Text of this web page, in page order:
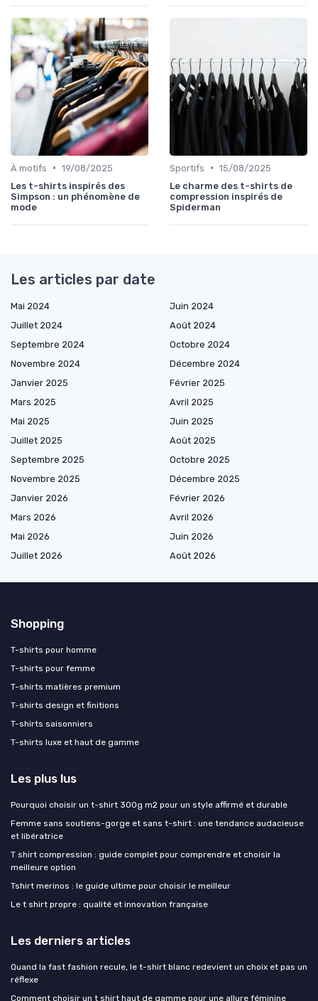
À motifs • 19/08/2025
Les t-shirts inspirés des
Simpson : un phénomène de
mode
Sportifs • 15/08/2025
Le charme des t-shirts de
compression inspirés de
Spiderman
Les articles par date
Mai 2024
Juin 2024
Juillet 2024
Août 2024
Septembre 2024
Octobre 2024
Novembre 2024
Décembre 2024
Janvier 2025
Février 2025
Mars 2025
Avril 2025
Mai 2025
Juin 2025
Juillet 2025
Août 2025
Septembre 2025
Octobre 2025
Novembre 2025
Décembre 2025
Janvier 2026
Février 2026
Mars 2026
Avril 2026
Mai 2026
Juin 2026
Juillet 2026
Août 2026
Shopping
T-shirts pour homme
T-shirts pour femme
T-shirts matières premium
T-shirts design et finitions
T-shirts saisonniers
T-shirts luxe et haut de gamme
Les plus lus
Pourquoi choisir un t-shirt 300g m2 pour un style affirmé et durable
Femme sans soutiens-gorge et sans t-shirt : une tendance audacieuse
et libératrice
T shirt compression : guide complet pour comprendre et choisir la
meilleure option
Tshirt merinos : le guide ultime pour choisir le meilleur
Le t shirt propre : qualité et innovation française
Les derniers articles
Quand la fast fashion recule, le t-shirt blanc redevient un choix et pas un
réflexe
Comment choisir un t shirt haut de gamme pour une allure féminine